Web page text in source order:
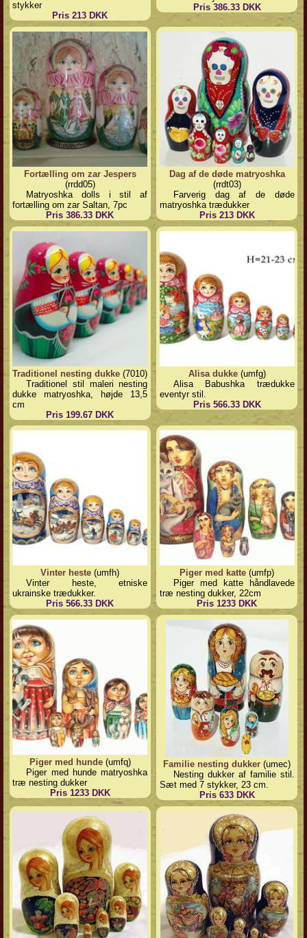
stykker
Pris 213 DKK
Pris 386.33 DKK
Fortælling om zar Jespers
(rrdd05)
Matryoshka dolls i stil af
fortælling om zar Saltan, 7pc
Pris 386.33 DKK
Dag af de døde matryoshka
(rrdt03)
Farverig dag af de døde
matryoshka trædukker
Pris 213 DKK
Traditionel nesting dukke (7010)
Traditionel stil maleri nesting
dukke matryoshka, højde 13,5
cm
Pris 199.67 DKK
Alisa dukke(umfg)
Alisa Babushka trædukke
eventyr stil.
Pris 566.33 DKK
Vinter heste (umfh)
Vinter heste, etniske
ukrainske trædukker.
Pris 566.33 DKK
Piger med katte (umfp)
Piger med katte håndlavede
træ nesting dukker, 22cm
Pris 1233 DKK
Piger med hunde(umfq)
Piger med hunde matryoshka
træ nesting dukker
Pris 1233 DKK
Familie nesting dukker (umec)
Nesting dukker af familie stil.
Sæt med 7 stykker, 23 cm.
Pris 633 DKK